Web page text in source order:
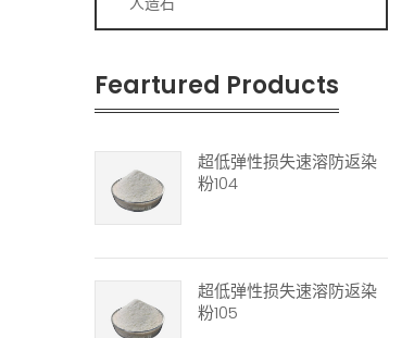
Feartured Products
超低弹性损失速溶防返染
粉104
超低弹性损失速溶防返染
粉105